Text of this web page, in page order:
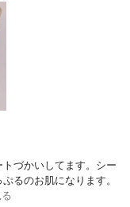
づかいしてます。シー
るのお肌になります。